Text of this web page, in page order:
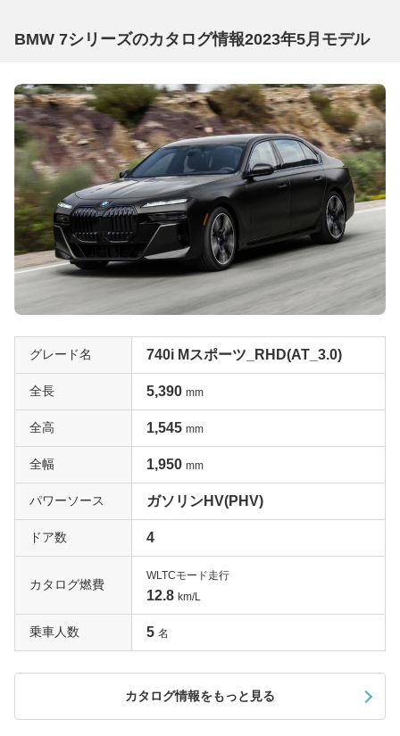
BMW 7シリーズのカタログ情報2023年5月モデル
グレード名 740i Mスポーツ_RHD(AT_3.0)
全長 5,390 mm
全高 1,545 mm
全幅 1,950 mm
パワーソース ガソリンHV(PHV)
ドア数 4
カタログ燃費
WLTCモード走行
12.8 km/L
乗車人数 5 名
カタログ情報をもっと見る